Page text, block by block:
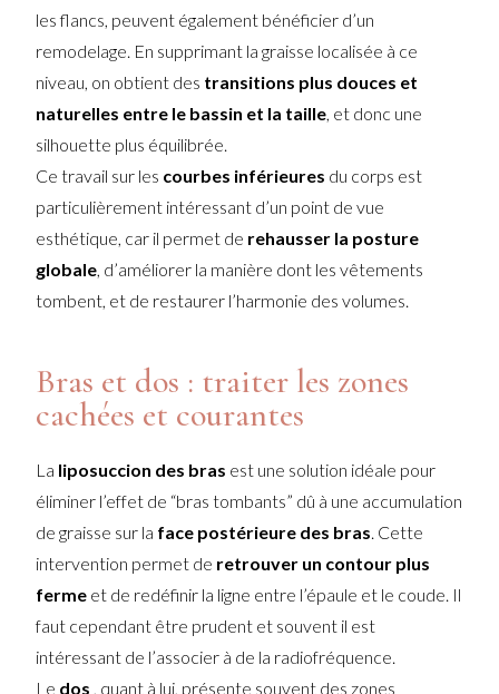
les flancs, peuvent également bénéficier d’un
remodelage. En supprimant la graisse localisée à ce
niveau, on obtient des transitions plus douces et
naturelles entre le bassin et la taille , et donc une
silhouette plus équilibrée.
Ce travail sur les courbes inférieures du corps est
particulièrement intéressant d’un point de vue
esthétique, car il permet de rehausser la posture
globale , d’améliorer la manière dont les vêtements
tombent, et de restaurer l’harmonie des volumes.
Bras et dos : traiter les zones
cachées et courantes
La liposuccion des bras est une solution idéale pour
éliminer l’effet de “bras tombants” dû à une accumulation
de graisse sur la face postérieure des bras . Cette
intervention permet de retrouver un contour plus
ferme et de redéfinir la ligne entre l’épaule et le coude. Il
faut cependant être prudent et souvent il est
intéressant de l’associer à de la radiofréquence.
Le dos , quant à lui, présente souvent des zones